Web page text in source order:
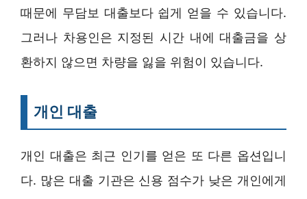
때문에 무담보 대출보다 쉽게 얻을 수 있습니다.
그러나 차용인은 지정된 시간 내에 대출금을 상
환하지 않으면 차량을 잃을 위험이 있습니다.
개인 대출
개인 대출은 최근 인기를 얻은 또 다른 옵션입니
다. 많은 대출 기관은 신용 점수가 낮은 개인에게